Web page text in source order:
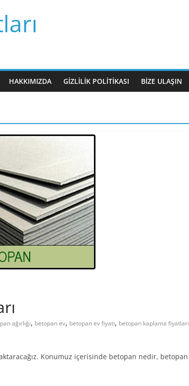
HAKKIMIZDA GIZLILIK POLITIKASI BIZE ULAŞIN
ağırlığı, betopan ev, betopan ev fiyatı, betopan kaplama fiyatları
Konumuz içerisinde betopan nedir, betopan